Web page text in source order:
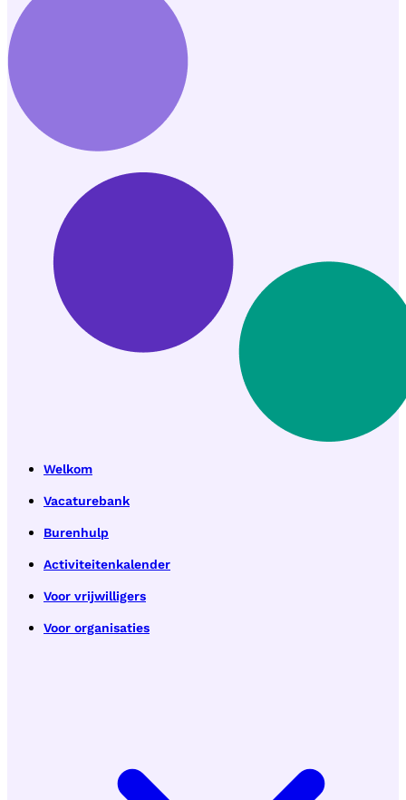
Welkom
Vacaturebank
Burenhulp
Activiteitenkalender
Voor vrijwilligers
Voor organisaties